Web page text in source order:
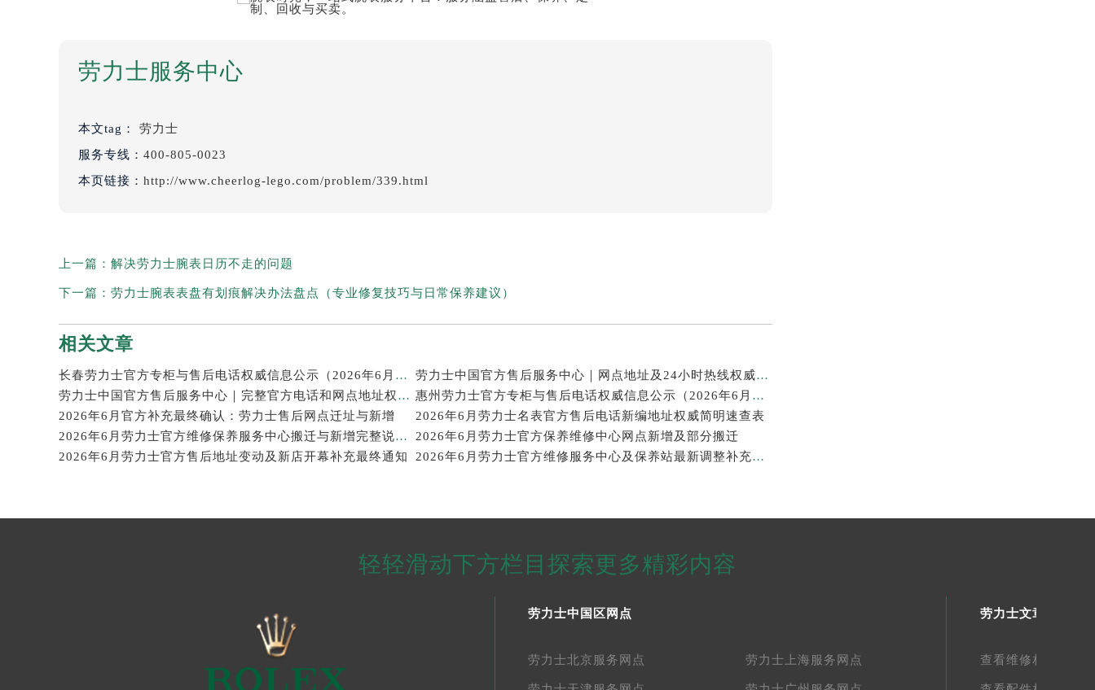
劳力士服务中心
本文tag： 劳力士
服务专线： 400-805-0023
本页链接： http://www.cheerlog-lego.com/problem/339.html
上一篇： 解决劳力士腕表日历不走的问题
下一篇： 劳力士腕表表盘有划痕解决办法盘点（专业修复技巧与日常保养建议）
相关文章
长春劳力士官方专柜与售后电话权威信息公示（2026年6月最新）
劳力士中国官方售后服务中心｜网点地址及24小时热线权威信息公示（2026年6月最新）
劳力士中国官方售后服务中心｜完整官方电话和网点地址权威信息公示（2026年6月最新）
惠州劳力士官方专柜与售后电话权威信息公示（2026年6月最新）
2026年6月官方补充最终确认：劳力士售后网点迁址与新增
2026年6月劳力士名表官方售后电话新编地址权威简明速查表
2026年6月劳力士官方维修保养服务中心搬迁与新增完整说明文件内容全面公示
2026年6月劳力士官方保养维修中心网点新增及部分搬迁
2026年6月劳力士官方售后地址变动及新店开幕补充最终通知
2026年6月劳力士官方维修服务中心及保养站最新调整补充确认终稿说明
轻轻滑动下方栏目探索更多精彩内容
劳力士中国区网点
劳力士北京服务网点 劳力士上海服务网点
劳力士文章库
查看维修相关文章